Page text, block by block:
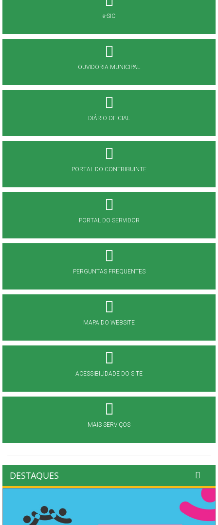
e-SIC
OUVIDORIA MUNICIPAL
DIÁRIO OFICIAL
PORTAL DO CONTRIBUINTE
PORTAL DO SERVIDOR
PERGUNTAS FREQUENTES
MAPA DO WEBSITE
ACESSIBILIDADE DO SITE
MAIS SERVIÇOS
DESTAQUES